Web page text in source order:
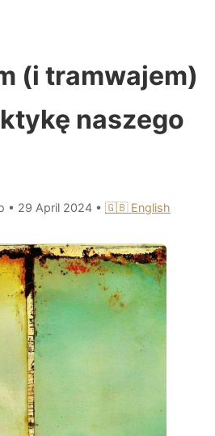
(i tramwajem)
naszego
• 29 April 2024 • 🇬🇧 English